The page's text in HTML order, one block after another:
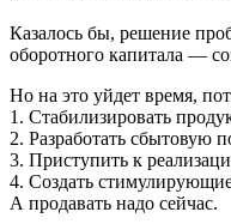
Казалось бы, решение
оборотного капитала —
Но на это уйдет время,
1. Стабилизировать
2. Разработать сбытовую
3. Приступить к
4. Создать
А продавать надо сейчас.